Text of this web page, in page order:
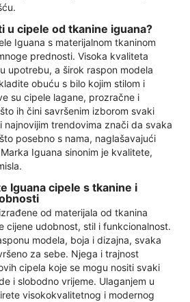
u cipele od tkanine iguana?
Iguana s materijalnom tkaninom
prednosti. Visoka kvaliteta
upotrebu, a širok raspon modela
obuću s bilo kojim stilom i
su cipele lagane, prozračne i
ih čini savršenim izborom svaki
najnovijim trendovima znači da svaka
posebno s nama, naglašavajući
Iguana sinonim je kvalitete,
Iguana cipele s tkanine i
od materijala od tkanina
cijene udobnost, stil i funkcionalnost.
modela, boja i dizajna, svaka
za sebe. Njega i trajnost
cipela koje se mogu nositi svaki
i slobodno vrijeme. Ulaganjem u
visokokvalitetnog i modernog